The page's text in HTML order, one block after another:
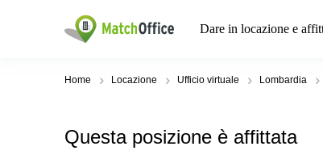
Dare in locazione e
Home Locazione Ufficio virtuale Lombardia
Questa posizione è affittata